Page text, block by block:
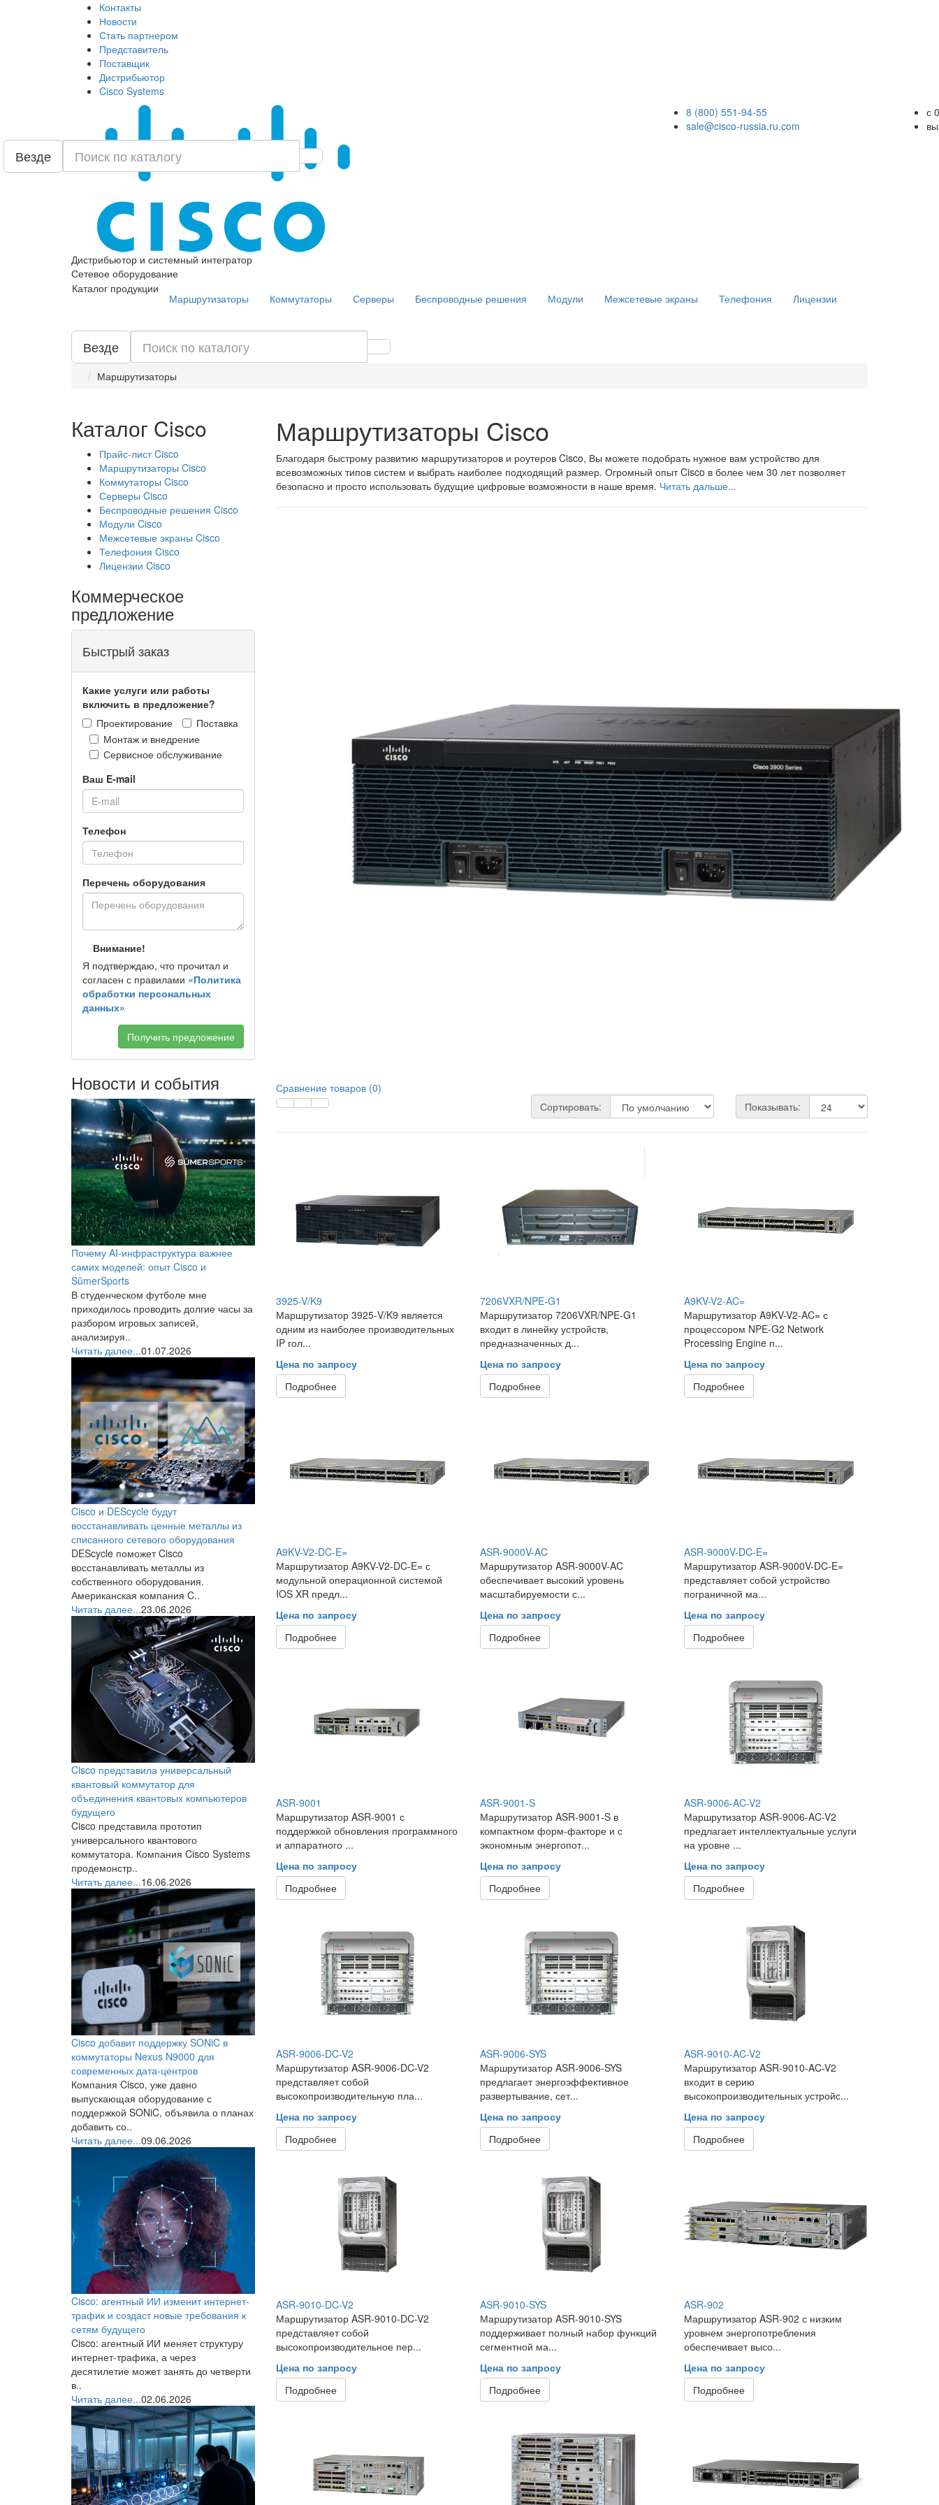
Контакты
Новости
Стать партнером
Представитель
Поставщик
Дистрибьютор
Cisco Systems
Дистрибьютор и системный интегратор
Сетевое оборудование
8 (800) 551-94-55
sale@cisco-russia.ru.com
с
Везде
Каталог продукции
Маршрутизаторы Коммутаторы Серверы Беспроводные решения Модули Межсетевые экраны Телефония Лицензии
Везде
Маршрутизаторы
Каталог Cisco
Прайс-лист Cisco
Маршрутизаторы Cisco
Коммутаторы Cisco
Серверы Cisco
Беспроводные решения Cisco
Модули Cisco
Межсетевые экраны Cisco
Телефония Cisco
Лицензии Cisco
Коммерческое
предложение
Быстрый заказ
Какие услуги или работы
включить в предложение?
Проектирование
Поставка
Монтаж и внедрение
Сервисное обслуживание
Ваш E-mail
Телефон
Перечень оборудования
Внимание!
Я подтверждаю, что прочитал и
согласен с правилами «Политика
обработки персональных
данных»
Получить предложение
Новости и события
Почему AI-инфраструктура важнее
самих моделей: опыт Cisco и
SūmerSports
В студенческом футболе мне
приходилось проводить долгие часы за
разбором игровых записей,
анализируя..
Читать далее...01.07.2026
Cisco и DEScycle будут
восстанавливать ценные металлы из
списанного сетевого оборудования
DEScycle поможет Cisco
восстанавливать металлы из
собственного оборудования.
Американская компания C..
Читать далее...23.06.2026
Cisco представила универсальный
квантовый коммутатор для
объединения квантовых компьютеров
будущего
Cisco представила прототип
универсального квантового
коммутатора. Компания Cisco Systems
продемонстр..
Читать далее...16.06.2026
Cisco добавит поддержку SONiC в
коммутаторы Nexus N9000 для
современных дата-центров
Компания Cisco, уже давно
выпускающая оборудование с
поддержкой SONiC, объявила о планах
добавить со..
Читать далее...09.06.2026
Cisco: агентный ИИ изменит интернет-
трафик и создаст новые требования к
сетям будущего
Cisco: агентный ИИ меняет структуру
интернет-трафика, а через
десятилетие может занять до четверти
в..
Читать далее...02.06.2026
Маршрутизаторы Cisco
Благодаря быстрому развитию маршрутизаторов и роутеров Cisco, Вы можете подобрать нужное вам устройство для
всевозможных типов систем и выбрать наиболее подходящий размер. Огромный опыт Cisco в более чем 30 лет позволяет
безопасно и просто использовать будущие цифровые возможности в наше время. Читать дальше...
Сравнение товаров (0)
Сортировать:
Показывать:
3925-V/K9
Маршрутизатор 3925-V/K9 является
одним из наиболее производительных
IP гол...
Цена по запросу
Подробнее
7206VXR/NPE-G1
Маршрутизатор 7206VXR/NPE-G1
входит в линейку устройств,
предназначенных д...
Цена по запросу
Подробнее
A9KV-V2-AC=
Маршрутизатор A9KV-V2-AC= с
процессором NPE-G2 Network
Processing Engine п...
Цена по запросу
Подробнее
A9KV-V2-DC-E=
Маршрутизатор A9KV-V2-DC-E= с
модульной операционной системой
IOS XR предл...
Цена по запросу
Подробнее
ASR-9000V-AC
Маршрутизатор ASR-9000V-AC
обеспечивает высокий уровень
масштабируемости с...
Цена по запросу
Подробнее
ASR-9000V-DC-E=
Маршрутизатор ASR-9000V-DC-E=
представляет собой устройство
пограничной ма...
Цена по запросу
Подробнее
ASR-9001
Маршрутизатор ASR-9001 с
поддержкой обновления программного
и аппаратного ...
Цена по запросу
Подробнее
ASR-9001-S
Маршрутизатор ASR-9001-S в
компактном форм-факторе и с
экономным энергопот...
Цена по запросу
Подробнее
ASR-9006-AC-V2
Маршрутизатор ASR-9006-AC-V2
предлагает интеллектуальные услуги
на уровне ...
Цена по запросу
Подробнее
ASR-9006-DC-V2
Маршрутизатор ASR-9006-DC-V2
представляет собой
высокопроизводительную пла...
Цена по запросу
Подробнее
ASR-9006-SYS
Маршрутизатор ASR-9006-SYS
предлагает энергоэффективное
развертывание, сет...
Цена по запросу
Подробнее
ASR-9010-AC-V2
Маршрутизатор ASR-9010-AC-V2
входит в серию
высокопроизводительных устройс...
Цена по запросу
Подробнее
ASR-9010-DC-V2
Маршрутизатор ASR-9010-DC-V2
представляет собой
высокопроизводительное пер...
Цена по запросу
Подробнее
ASR-9010-SYS
Маршрутизатор ASR-9010-SYS
поддерживает полный набор функций
сегментной ма...
Цена по запросу
Подробнее
ASR-902
Маршрутизатор ASR-902 с низким
уровнем энергопотребления
обеспечивает высо...
Цена по запросу
Подробнее